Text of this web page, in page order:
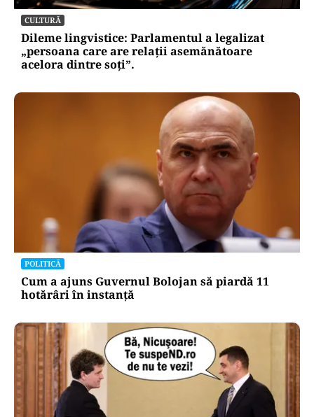
CULTURĂ
Dileme lingvistice: Parlamentul a legalizat
„persoana care are relații asemănătoare
acelora dintre soți”.
POLITICĂ
Cum a ajuns Guvernul Bolojan să piardă 11
hotărâri în instanță